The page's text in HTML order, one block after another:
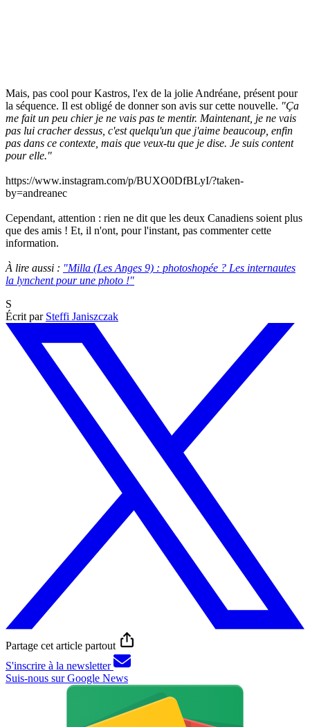
Mais, pas cool pour Kastros, l'ex de la jolie Andréane, présent pour
la séquence. Il est obligé de donner son avis sur cette nouvelle. "Ça
me fait un peu chier je ne vais pas te mentir. Maintenant, je ne vais
pas lui cracher dessus, c'est quelqu'un que j'aime beaucoup, enfin
pas dans ce contexte, mais que veux-tu que je dise. Je suis content
pour elle."
https://www.instagram.com/p/BUXO0DfBLyI/?taken-
by=andreanec
Cependant, attention : rien ne dit que les deux Canadiens soient plus
que des amis ! Et, il n'ont, pour l'instant, pas commenter cette
information.
À lire aussi : "Milla (Les Anges 9) : photoshopée ? Les internautes
la lynchent pour une photo !"
S
Écrit par Steffi Janiszczak
Partage cet article partout
S'inscrire à la newsletter
Suis-nous sur Google News